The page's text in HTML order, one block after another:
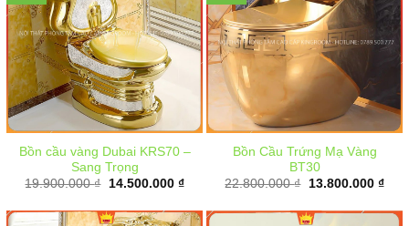
Bồn cầu vàng Dubai KRS70 –
Sang Trọng
19.900.000₫
Giá
19.900.000 ₫.
14.500.000 ₫Giá
là:
Bồn Cầu Trứng Mạ Vàng
BT30
22.800.000₫
Giá
22.800.000 ₫.
13.800.000 ₫Giá
là: